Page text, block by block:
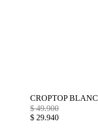
CROPTOP
$49.900
$29.940